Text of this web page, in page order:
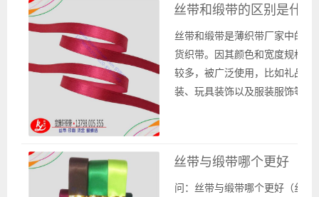
感和视觉方面来说，质感光滑、
柔软，具有较好的光泽度，因此
通常用于礼品包装、节日装饰、
服装饰品、礼品包...
丝带和缎带的区别是什么
丝带和缎带是薄织带厂家中的现
货织带。因其颜色和宽度规格比
较多，被广泛使用，比如礼品包
装、玩具装饰以及服装服饰等方
的绸缎类丝质织带。 丝带和缎
带是常见的织带产品，在质感、
丝带与缎带哪个更好（
问：丝带与缎带哪个更好（丝带